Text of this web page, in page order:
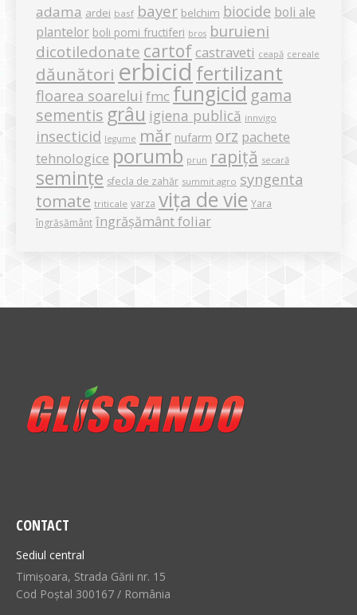
adama ardei basf bayer belchim biocide boli ale
plantelor boli pomi fructiferi bros buruieni
dicotiledonate cartof castraveti ceapă cereale
dăunători erbicid fertilizant
floarea soarelui fmc fungicid gama
sementis grâu igiena publică innvigo
insecticid legume măr nufarm orz pachete
tehnologice porumb prun rapiță secară
semințe sfecla de zahăr summit agro syngenta
tomate triticale varza vița de vie Yara
îngrășământ îngrășământ foliar
CONTACT
Sediul central
Timișoara, Strada Gării nr. 15
Cod Poștal 300167 / România